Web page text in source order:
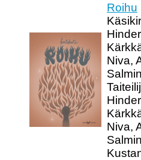
Roihu
Niva,
Niva,